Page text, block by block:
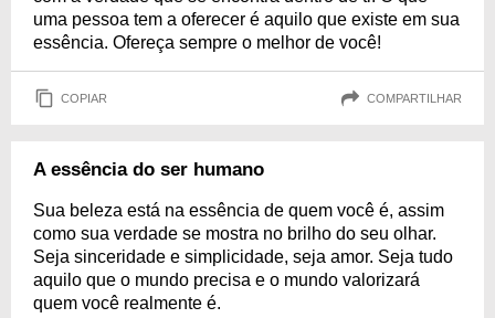
uma pessoa tem a oferecer é aquilo que existe em sua
essência. Ofereça sempre o melhor de você!
COPIAR COMPARTILHAR
A essência do ser humano
Sua beleza está na essência de quem você é, assim
como sua verdade se mostra no brilho do seu olhar.
Seja sinceridade e simplicidade, seja amor. Seja tudo
aquilo que o mundo precisa e o mundo valorizará
quem você realmente é.